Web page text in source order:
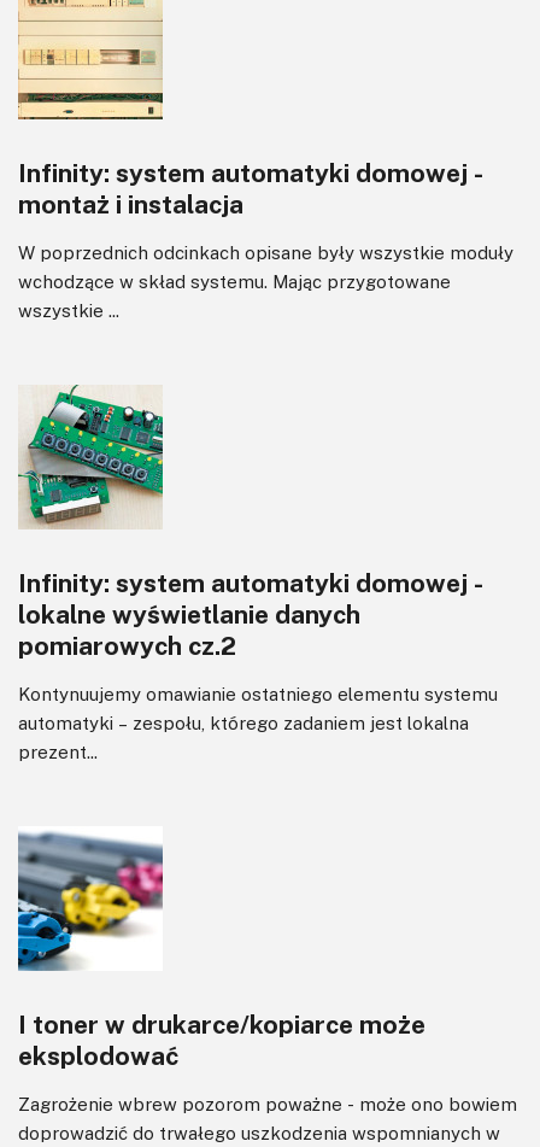
Sterowanie
Transformatory
Tranzystory
Wzmacniacze
Zasilanie
Infinity: system automatyki domowej -
montaż i instalacja
W poprzednich odcinkach opisane były wszystkie moduły
wchodzące w skład systemu. Mając przygotowane
wszystkie ...
Infinity: system automatyki domowej -
lokalne wyświetlanie danych
pomiarowych cz.2
Kontynuujemy omawianie ostatniego elementu systemu
automatyki – zespołu, którego zadaniem jest lokalna
prezent...
I toner w drukarce/kopiarce może
eksplodować
Zagrożenie wbrew pozorom poważne - może ono bowiem
doprowadzić do trwałego uszkodzenia wspomnianych w